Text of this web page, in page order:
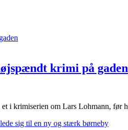
krimi på gaden
i krimiserien om Lars Lohmann, før